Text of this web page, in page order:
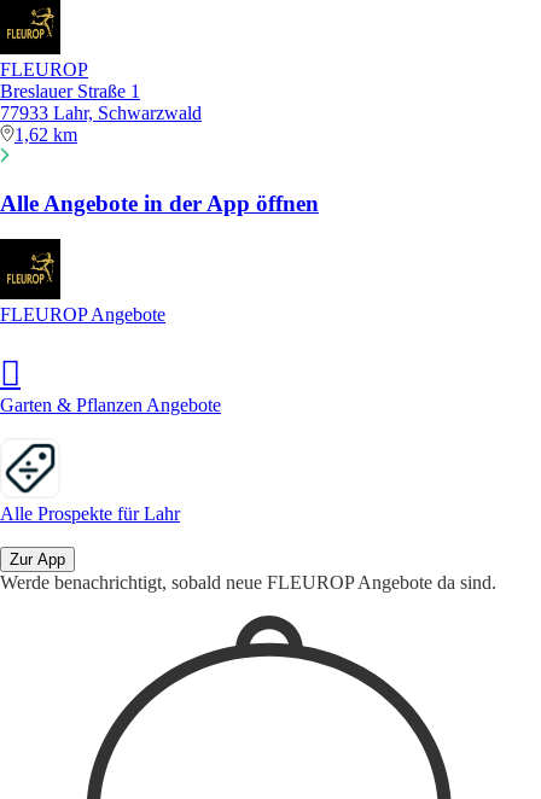
FLEUROP
Breslauer Straße 1
77933 Lahr, Schwarzwald
1,62 km
Alle Angebote in der App öffnen
FLEUROP Angebote
Garten & Pflanzen Angebote
Alle Prospekte für Lahr
Zur App
Werde benachrichtigt, sobald neue FLEUROP Angebote da sind.